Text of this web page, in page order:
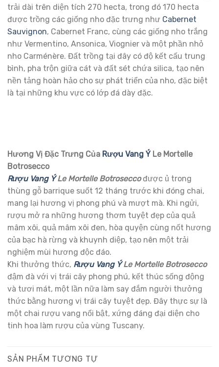
trải dài trên diện tích 270 hecta, trong đó 170 hecta
được trồng các giống nho đặc trưng như Cabernet
Sauvignon, Cabernet Franc, cùng các giống nho trắng
như Vermentino, Ansonica, Viognier và một phần nhỏ
nho Carménère. Đất trồng tại đây có độ kết cấu trung
bình, pha trộn giữa cát và đất sét chứa silica, tạo nên
nền tảng hoàn hảo cho sự phát triển của nho, đặc biệt
là tại những khu vực có lớp đá dày đặc.
Hương Vị Đặc Trưng Của Rượu Vang Ý Le Mortelle
Botrosecco
Rượu Vang ÝLe Mortelle Botroseccođược ủ trong
thùng gỗ barrique suốt 12 tháng trước khi đóng chai,
mang lại hương vị phong phú và mượt mà. Khi ngửi,
rượu mở ra những hương thơm tuyệt đẹp của quả
mâm xôi, quả mâm xôi đen, hòa quyện cùng nốt hương
của bạc hà rừng và khuynh diệp, tạo nên một trải
nghiệm mùi hương độc đáo.
Khi thưởng thức, Rượu Vang ÝLe Mortelle Botrosecco
đậm đà với vị trái cây phong phú, kết thúc sống động
và tươi mát, một lần nữa làm say đắm người thưởng
thức bằng hương vị trái cây tuyệt đẹp. Đây thực sự là
một chai rượu vang nổi bật, xứng đáng đại diện cho
tinh hoa làm rượu của vùng Tuscany.
SẢN PHẨM TƯƠNG TỰ